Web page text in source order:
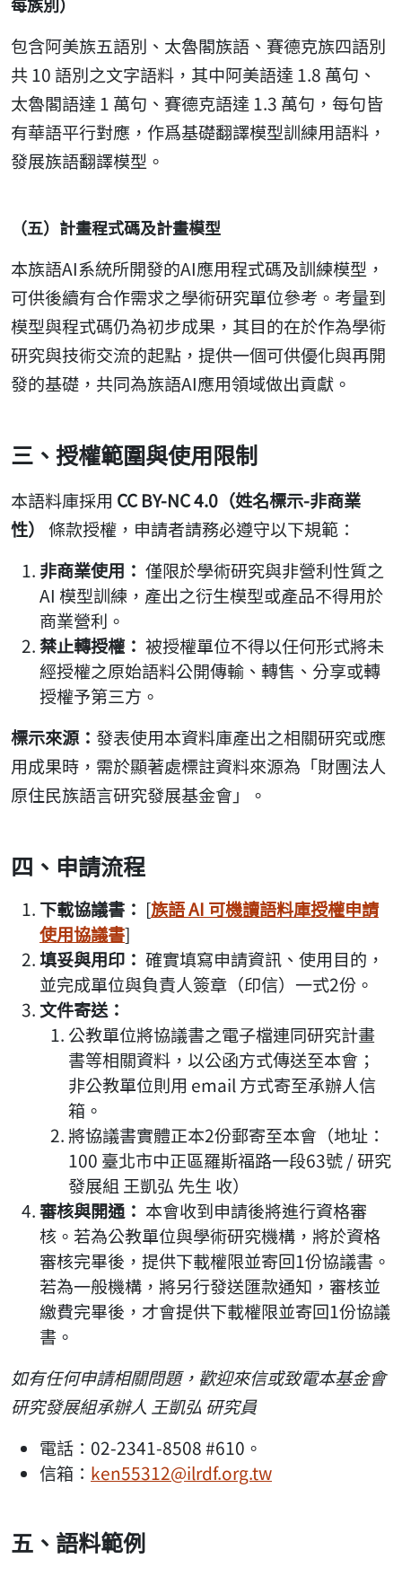
包含阿美族五語別、太魯閣族語、賽德克族四語別
共 10 語別之文字語料，其中阿美語達 1.8 萬句、
太魯閣語達 1 萬句、賽德克語達 1.3 萬句，每句皆
有華語平行對應，作爲基礎翻譯模型訓練用語料，
發展族語翻譯模型。
（五）計畫程式碼及計畫模型
本族語AI系統所開發的AI應用程式碼及訓練模型，
可供後續有合作需求之學術研究單位參考。考量到
模型與程式碼仍為初步成果，其目的在於作為學術
研究與技術交流的起點，提供一個可供優化與再開
發的基礎，共同為族語AI應用領域做出貢獻。
三、授權範圍與使用限制
本語料庫採用 CC BY-NC 4.0（姓名標示-非商業
性） 條款授權，申請者請務必遵守以下規範：
非商業使用： 僅限於學術研究與非營利性質之
AI 模型訓練，產出之衍生模型或產品不得用於
商業營利。
禁止轉授權： 被授權單位不得以任何形式將未
經授權之原始語料公開傳輸、轉售、分享或轉
授權予第三方。
標示來源： 發表使用本資料庫產出之相關研究或應
用成果時，需於顯著處標註資料來源為「財團法人
原住民族語言研究發展基金會」。
四、申請流程
下載協議書： [族語 AI 可機讀語料庫授權申請
使用協議書]
填妥與用印： 確實填寫申請資訊、使用目的，
並完成單位與負責人簽章（印信）一式2份。
文件寄送：
公教單位將協議書之電子檔連同研究計畫
書等相關資料，以公函方式傳送至本會；
非公教單位則用 email 方式寄至承辦人信
箱。
將協議書實體正本2份郵寄至本會（地址：
100 臺北市中正區羅斯福路一段63號 / 研究
發展組 王凱弘 先生 收）
審核與開通： 本會收到申請後將進行資格審
核。若為公教單位與學術研究機構，將於資格
審核完畢後，提供下載權限並寄回1份協議書。
若為一般機構，將另行發送匯款通知，審核並
繳費完畢後，才會提供下載權限並寄回1份協議
書。
如有任何申請相關問題，歡迎來信或致電本基金會
研究發展組承辦人 王凱弘 研究員
電話：02-2341-8508 #610。
信箱： ken55312@ilrdf.org.tw
五、語料範例